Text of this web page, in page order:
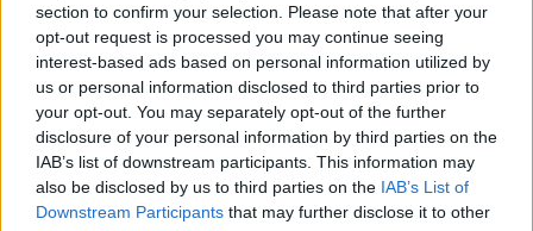
section to confirm your selection. Please note that after your
opt-out request is processed you may continue seeing
interest-based ads based on personal information utilized by
us or personal information disclosed to third parties prior to
your opt-out. You may separately opt-out of the further
disclosure of your personal information by third parties on the
IAB’s list of downstream participants. This information may
also be disclosed by us to third parties on the IAB’s List of
Downstream Participants that may further disclose it to other